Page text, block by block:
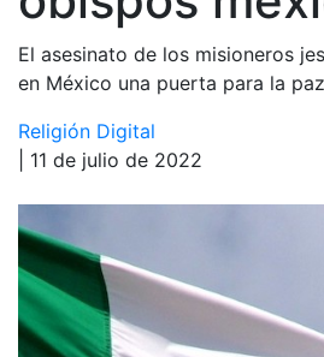
El asesinato de los misioneros
en México una puerta para la
Religión Digital
| 11 de julio de 2022